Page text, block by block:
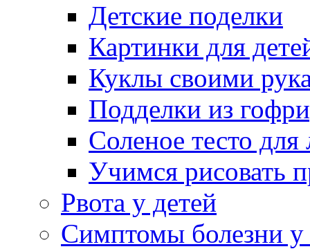
Детские поделки
Картинки для
Куклы своими
Подделки из
Соленое тесто для
Учимся рисовать
Рвота у детей
Симптомы болезни у